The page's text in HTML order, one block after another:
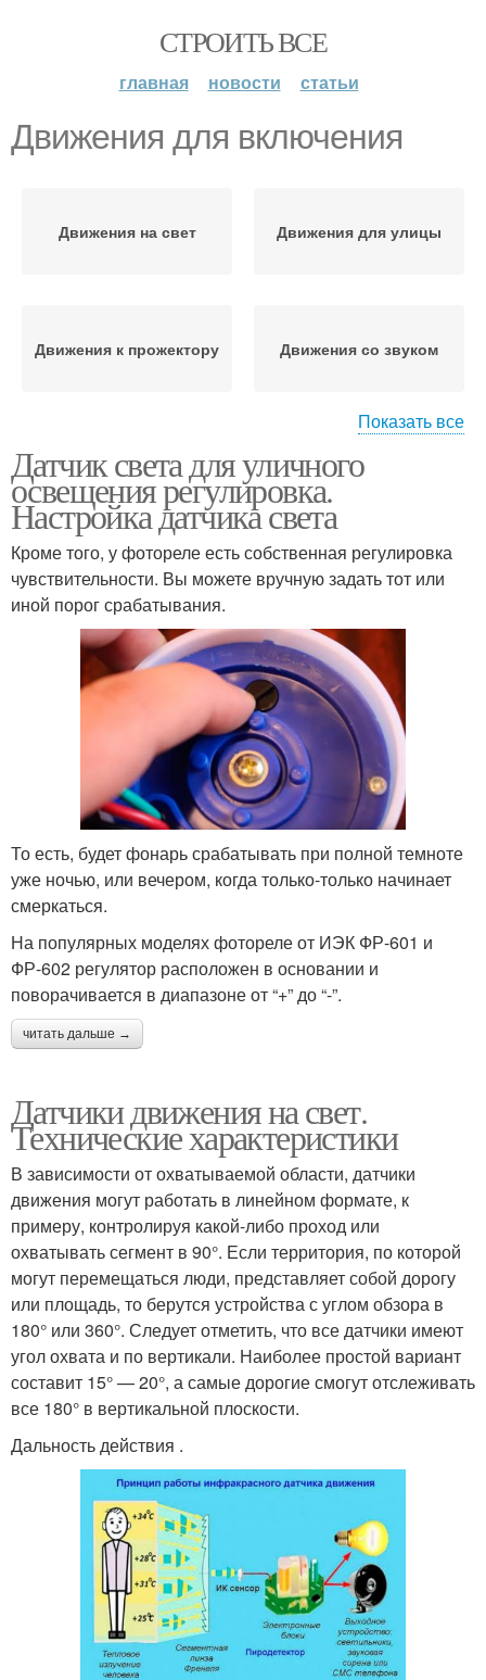
СТРОИТЬ ВСЕ
главная новости статьи
Движения для включения
Движения на свет Движения для улицы
Движения к прожектору Движения со звуком
сигнализации
Движения с пультами
Освещенность для
включения
Движения на
светодиодном
Показать все
Датчик света для уличного
освещения регулировка.
Настройка датчика света
Кроме того, у фотореле есть собственная регулировка
чувствительности. Вы можете вручную задать тот или
иной порог срабатывания.
То есть, будет фонарь срабатывать при полной темноте
уже ночью, или вечером, когда только-только начинает
смеркаться.
На популярных моделях фотореле от ИЭК ФР-601 и
ФР-602 регулятор расположен в основании и
поворачивается в диапазоне от “+” до “-”.
читать дальше →
Датчики движения на свет.
Технические характеристики
В зависимости от охватываемой области, датчики
движения могут работать в линейном формате, к
примеру, контролируя какой-либо проход или
охватывать сегмент в 90°. Если территория, по которой
могут перемещаться люди, представляет собой дорогу
или площадь, то берутся устройства с углом обзора в
180° или 360°. Следует отметить, что все датчики имеют
угол охвата и по вертикали. Наиболее простой вариант
составит 15° — 20°, а самые дорогие смогут отслеживать
все 180° в вертикальной плоскости.
Дальность действия .